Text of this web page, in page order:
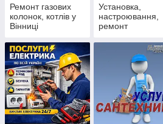
Послуги зварювальника;
Чистка каналізації;
Послуги електрика:
Заміна розеток/вимикачів;
Заміна проводки;
Установка автоматів;
Ремонт газових
колонок, котлів у
Вінниці
Установка,
настроювання,
ремонт
антен у Вінниці